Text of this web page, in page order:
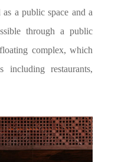
a public space and a
through a public
complex, which
including restaurants,